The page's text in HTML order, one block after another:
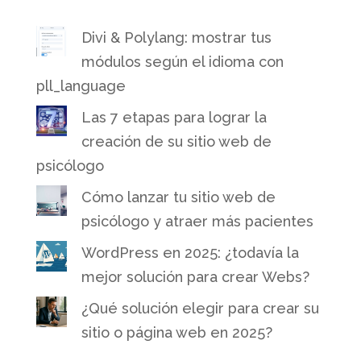
Divi & Polylang: mostrar tus
módulos según el idioma con
pll_language
Las 7 etapas para lograr la
creación de su sitio web de
psicólogo
Cómo lanzar tu sitio web de
psicólogo y atraer más pacientes
WordPress en 2025: ¿todavía la
mejor solución para crear Webs?
¿Qué solución elegir para crear su
sitio o página web en 2025?